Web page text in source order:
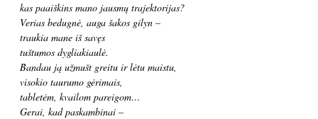
kas paaiškins mano jausmų trajektorijas?
Verias bedugnė, auga šakos gilyn –
traukia mane iš savęs
tuštumos dygliakiaulė.
Bandau ją užmušt greitu ir lėtu maistu,
visokio taurumo gėrimais,
tabletėm, kvailom pareigom…
Gerai, kad paskambinai –